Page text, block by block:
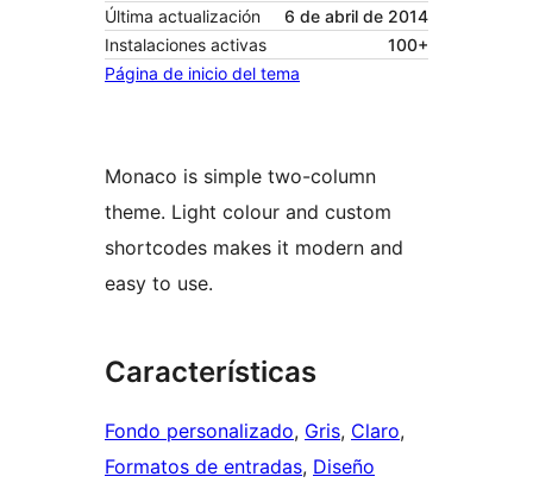
Última actualización
6 de abril de 2014
Instalaciones activas
100+
Página de inicio del tema
Monaco is simple two-column
theme. Light colour and custom
shortcodes makes it modern and
easy to use.
Características
Fondo personalizado, Gris, Claro
Formatos de entradas, Diseño